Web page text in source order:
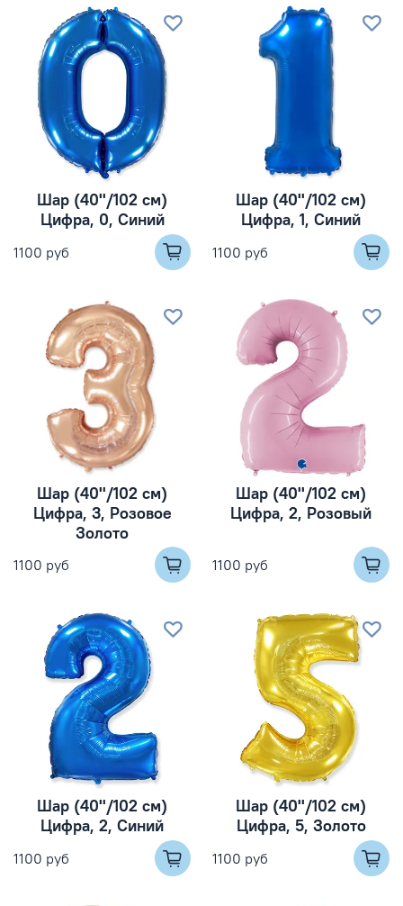
Шар (40''/102 см)
Цифра, 0, Синий
1100 руб
Шар (40''/102 см)
Цифра, 1, Синий
1100 руб
Шар (40''/102 см)
Цифра, 3, Розовое
Золото
1100 руб
Шар (40''/102 см)
Цифра, 2, Розовый
1100 руб
Шар (40''/102 см)
Цифра, 2, Синий
1100 руб
Шар (40''/102 см)
Цифра, 5, Золото
1100 руб